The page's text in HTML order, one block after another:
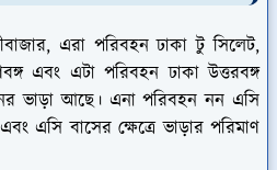
এরা পরিবহন ঢাকা টু সিলেট,
এবং এটা পরিবহন ঢাকা উত্তরবঙ্গ
ভাড়া আছে। এনা পরিবহন নন এসি
এসি বাসের ক্ষেত্রে ভাড়ার পরিমাণ